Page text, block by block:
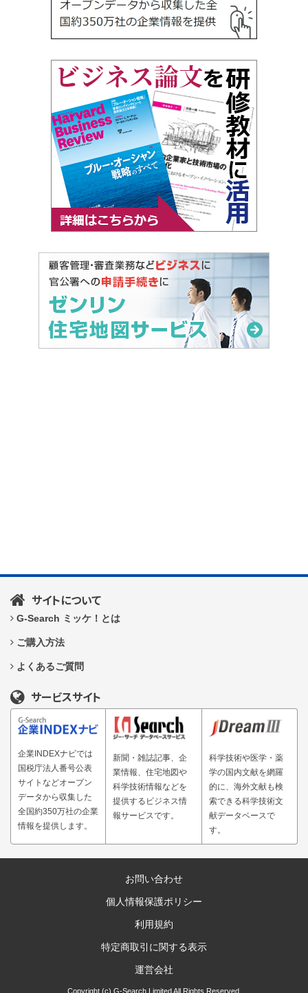
サイトについて
G-Search ミッケ！とは
ご購入方法
よくあるご質問
サービスサイト
企業INDEXナビでは
国税庁法人番号公表
サイトなどオープン
データから収集した
全国約350万社の企業
情報を提供します。
新聞・雑誌記事、企
業情報、住宅地図や
科学技術情報などを
提供するビジネス情
報サービスです。
科学技術や医学・薬
学の国内文献を網羅
的に、海外文献も検
索できる科学技術文
献データベースで
す。
お問い合わせ
個人情報保護ポリシー
利用規約
特定商取引に関する表示
運営会社
Copyright (c) G-Search Limited All Rights Reserved.